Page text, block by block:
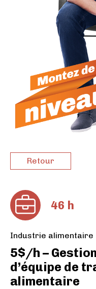
Retour
46 h
Industrie alimentaire
5$/h –
d’équipe de
alimentaire